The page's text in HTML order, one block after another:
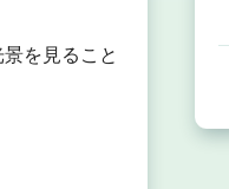
を見ること